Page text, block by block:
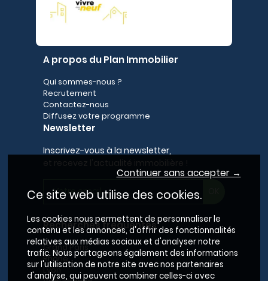
A propos du Plan Immobilier
Qui sommes-nous ?
Recrutement
Contactez-nous
Diffusez votre programme
Newsletter
Inscrivez-vous à la newsletter,
Recherches fréquentes
Grand Paris
Rhône
Lyon
Continuer sans accepter →
Ce site web utilise des cookies.
Les cookies nous permettent de personnaliser le
contenu et les annonces, d'offrir des fonctionnalités
relatives aux médias sociaux et d'analyser notre
trafic. Nous partageons également des informations
sur l'utilisation de notre site avec nos partenaires
d'analyse, qui peuvent combiner celles-ci avec